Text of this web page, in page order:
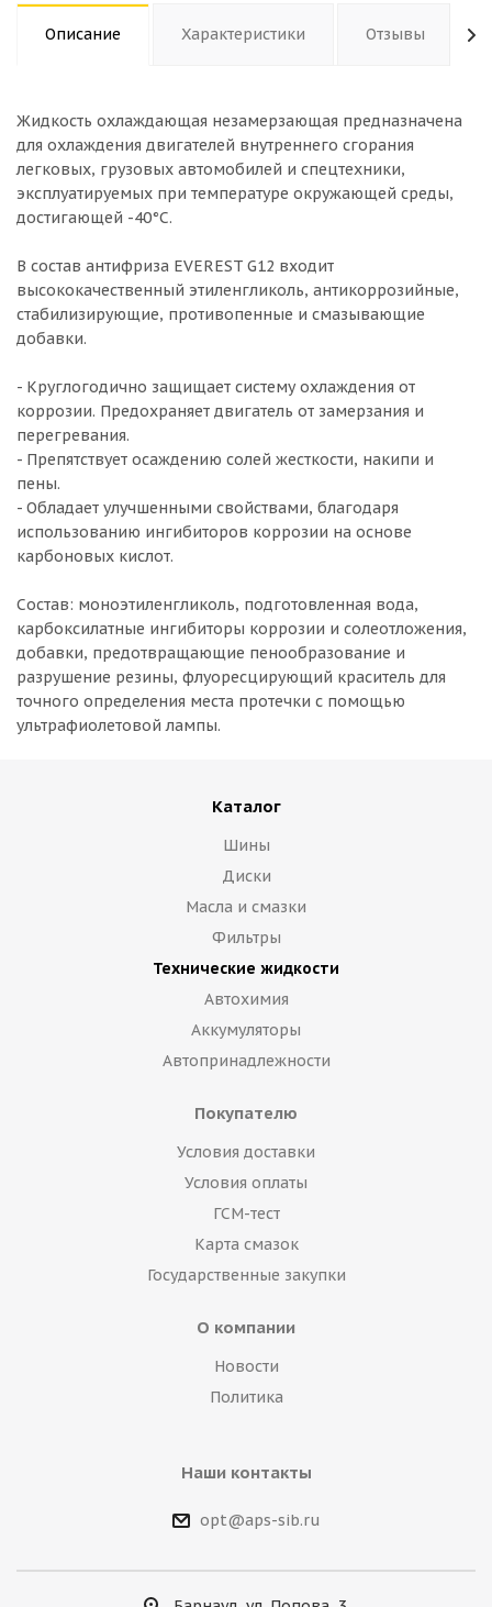
Описание Характеристики Отзывы
Жидкость охлаждающая незамерзающая предназначена
для охлаждения двигателей внутреннего сгорания
легковых, грузовых автомобилей и спецтехники,
эксплуатируемых при температуре окружающей среды,
достигающей -40°C.
В состав антифриза EVEREST G12 входит
высококачественный этиленгликоль, антикоррозийные,
стабилизирующие, противопенные и смазывающие
добавки.
- Круглогодично защищает систему охлаждения от
коррозии. Предохраняет двигатель от замерзания и
перегревания.
- Препятствует осаждению солей жесткости, накипи и
пены.
- Обладает улучшенными свойствами, благодаря
использованию ингибиторов коррозии на основе
карбоновых кислот.
Состав: моноэтиленгликоль, подготовленная вода,
карбоксилатные ингибиторы коррозии и солеотложения,
добавки, предотвращающие пенообразование и
разрушение резины, флуоресцирующий краситель для
точного определения места протечки с помощью
ультрафиолетовой лампы.
Каталог
Шины
Диски
Масла и смазки
Фильтры
Технические жидкости
Автохимия
Аккумуляторы
Автопринадлежности
Покупателю
Условия доставки
Условия оплаты
ГСМ-тест
Карта смазок
Государственные закупки
О компании
Новости
Политика
Наши контакты
opt@aps-sib.ru